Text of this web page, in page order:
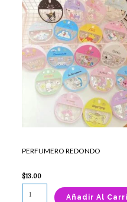
PERFUMERO REDONDO
$13.00
REDONDO
cantidad
Añadir Al